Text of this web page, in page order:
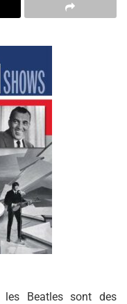
Beatles sont des